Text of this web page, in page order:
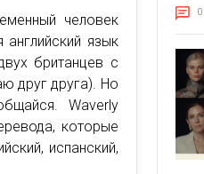
человек
язык
британцев с
друг друга). Но
Waverly
которые
испанский,
0